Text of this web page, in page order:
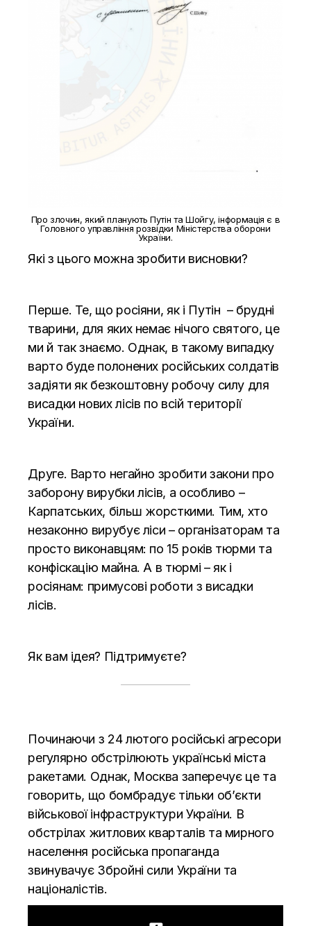
Про злочин, який планують Путін та Шойгу, інформація є в
Головного управління розвідки Міністерства оборони
України.
Які з цього можна зробити висновки?
Перше. Те, що росіяни, як і Путін – брудні
тварини, для яких немає нічого святого, це
ми й так знаємо. Однак, в такому випадку
варто буде полонених російських солдатів
задіяти як безкоштовну робочу силу для
висадки нових лісів по всій території
України.
Друге. Варто негайно зробити закони про
заборону вирубки лісів, а особливо –
Карпатських, більш жорсткими. Тим, хто
незаконно вирубує ліси – організаторам та
просто виконавцям: по 15 років тюрми та
конфіскацію майна. А в тюрмі – як і
росіянам: примусові роботи з висадки
лісів.
Як вам ідея? Підтримуєте?
Починаючи з 24 лютого російські агресори
регулярно обстрілюють українські міста
ракетами. Однак, Москва заперечує це та
говорить, що бомбрадує тільки об’єкти
військової інфраструктури України. В
обстрілах житлових кварталів та мирного
населення російська пропаганда
звинувачує Збройні сили України та
націоналістів.